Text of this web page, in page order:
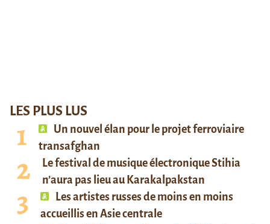
LES PLUS LUS
Un nouvel élan pour le projet ferroviaire
transafghan
Le festival de musique électronique Stihia
n’aura pas lieu au Karakalpakstan
Les artistes russes de moins en moins
accueillis en Asie centrale